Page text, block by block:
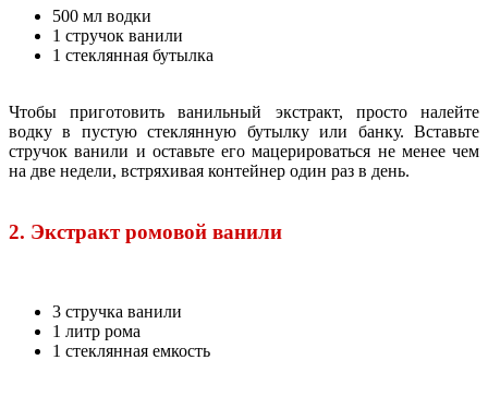
500 мл водки
1 стручок ванили
1 стеклянная бутылка
Чтобы приготовить ванильный экстракт, просто налейте
водку в пустую стеклянную бутылку или банку. Вставьте
стручок ванили и оставьте его мацерироваться не менее чем
на две недели, встряхивая контейнер один раз в день.
2. Экстракт ромовой ванили
3 стручка ванили
1 литр рома
1 стеклянная емкость